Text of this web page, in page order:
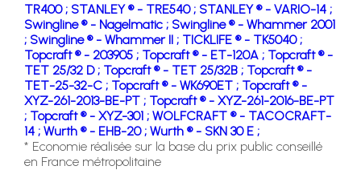
TR400 ; STANLEY ® - TRE540 ; STANLEY ® - VARIO-14 ;
Swingline ® - Nagelmatic ; Swingline ® - Whammer 2001
; Swingline ® - Whammer II ; TICKLIFE ® - TK5040 ;
Topcraft ® - 203905 ; Topcraft ® - ET-120A ; Topcraft ® -
TET 25/32 D ; Topcraft ® - TET 25/32B ; Topcraft ® -
TET-25-32-C ; Topcraft ® - WK690ET ; Topcraft ® -
XYZ-261-2013-BE-PT ; Topcraft ® - XYZ-261-2016-BE-PT
; Topcraft ® - XYZ-301 ; WOLFCRAFT ® - TACOCRAFT-
14 ; Wurth ® - EHB-20 ; Wurth ® - SKN 30 E ;
* Economie réalisée sur la base du prix public conseillé
en France métropolitaine